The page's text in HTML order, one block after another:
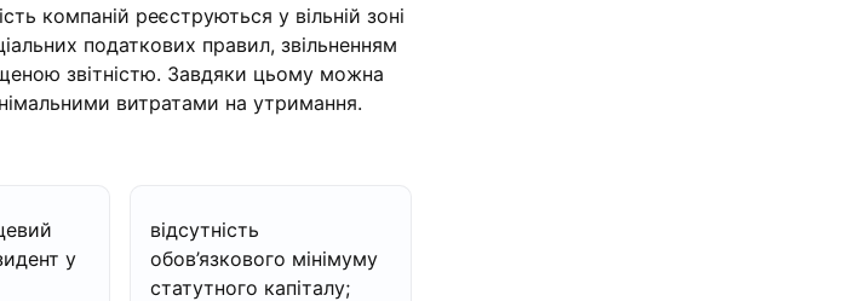
компаній реєструються у вільній зоні
податкових правил, звільненням
звітністю. Завдяки цьому можна
витратами на утримання.
у
відсутність
обов’язкового мінімуму
статутного капіталу;